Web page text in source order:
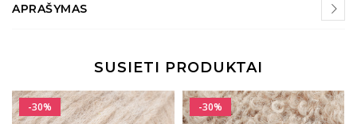
APRAŠYMAS
SUSIETI PRODUKTAI
-30% -30%